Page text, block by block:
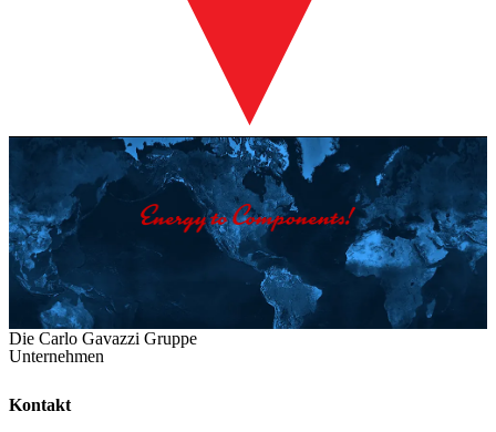
Die Carlo Gavazzi Gruppe
Unternehmen
Kontakt